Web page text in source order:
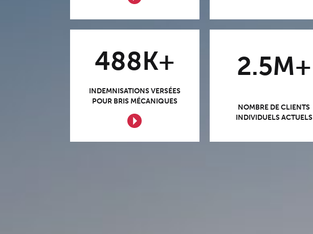
488K+
INDEMNISATIONS VERSÉES
POUR BRIS MÉCANIQUES
2.5M+
NOMBRE DE CLIENTS
INDIVIDUELS ACTUELS